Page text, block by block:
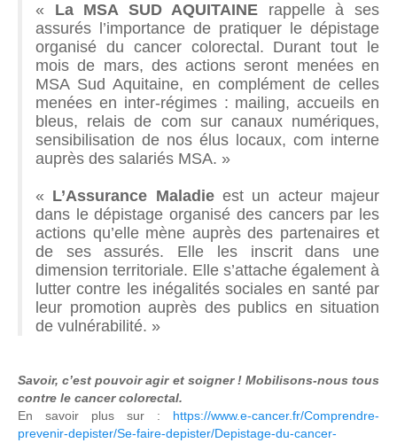
« La MSA SUD AQUITAINE rappelle à ses
assurés l’importance de pratiquer le dépistage
organisé du cancer colorectal. Durant tout le
mois de mars, des actions seront menées en
MSA Sud Aquitaine, en complément de celles
menées en inter-régimes : mailing, accueils en
bleus, relais de com sur canaux numériques,
sensibilisation de nos élus locaux, com interne
auprès des salariés MSA. »
« L’Assurance Maladieest un acteur majeur
dans le dépistage organisé des cancers par les
actions qu’elle mène auprès des partenaires et
de ses assurés. Elle les inscrit dans une
dimension territoriale. Elle s’attache également à
lutter contre les inégalités sociales en santé par
leur promotion auprès des publics en situation
de vulnérabilité. »
Savoir, c’est pouvoir agir et soigner ! Mobilisons-nous tous
contre le cancer colorectal.
En savoir plus sur : https://www.e-cancer.fr/Comprendre-
prevenir-depister/Se-faire-depister/Depistage-du-cancer-